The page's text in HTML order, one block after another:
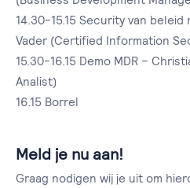
14.30-15.15 Security van
Vader (Certified Information
15.30-16.15 Demo MDR –
Analist)
16.15 Borrel
Meld je nu aan!
Graag nodigen wij je uit om